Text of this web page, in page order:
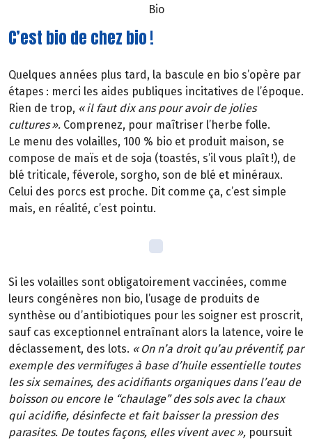
Bio
C’est bio de chez bio !
Quelques années plus tard, la bascule en bio s’opère par
étapes : merci les aides publiques incitatives de l’époque.
Rien de trop, « il faut dix ans pour avoir de jolies
cultures ». Comprenez, pour maîtriser l’herbe folle.
Le menu des volailles, 100 % bio et produit maison, se
compose de maïs et de soja (toastés, s’il vous plaît !), de
blé triticale, féverole, sorgho, son de blé et minéraux.
Celui des porcs est proche. Dit comme ça, c’est simple
mais, en réalité, c’est pointu.
Si les volailles sont obligatoirement vaccinées, comme
leurs congénères non bio, l’usage de produits de
synthèse ou d’antibiotiques pour les soigner est proscrit,
sauf cas exceptionnel entraînant alors la latence, voire le
déclassement, des lots. « On n’a droit qu’au préventif, par
exemple des vermifugesà base d’huile essentielle toutes
les six semaines, des acidifiants organiques dans l’eau de
boisson ou encore le “chaulage”des sols avec la chaux
qui acidifie, désinfecte et fait baisser la pression des
parasites. De toutes façons, elles vivent avec », poursuit